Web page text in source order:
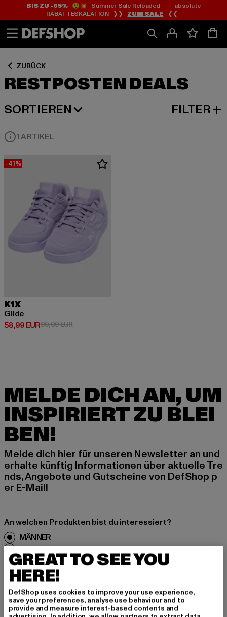
Zum
Inhalt
springen
Zum
Fußzeile
springen
BIS ZU -65%😲💥 Summer Sale Reloaded — absolute
RABATTESKALATION ❯❯ ZUM SALE ❮❮
ZURÜCK
RESTPOSTEN DEALS
Zum
Produktraster
springen
SORTIEREN
BELIEBTESTE FILTER
1 ARTIKEL
-41%
K1X
Glide
58,99 EUR
Derzeitiger Preis: 58,99 EUR
99,99 EURAktionspreis: 99,99 EUR
MELDE DICH AN, UM
INSPIRIERT ZU BLEI
BEN!
Melde dich hier für unseren Newsletter an und
erhalte künftig Informationen über aktuelle Tre
nds, Angebote und Gutscheine von DefShop p
er E-Mail!
An welchen Produkten bist du interessiert?
MÄNNER
FRAUEN
E-MAIL
ANMELDEN
GREAT TO SEE YOU
HERE!
DefShop uses cookies to improve your use experience,
save your preferences, analyse use behaviour and to
provide and measure interest-based contents and